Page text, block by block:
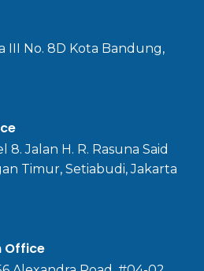
III No. 8D Kota Bandung,
Jalan H. R. Rasuna Said
Timur, Setiabudi, Jakarta
Office